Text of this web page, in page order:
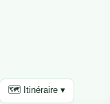
🗺️ Itinéraire ▾